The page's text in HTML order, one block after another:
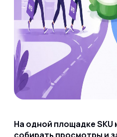
На одной площадке